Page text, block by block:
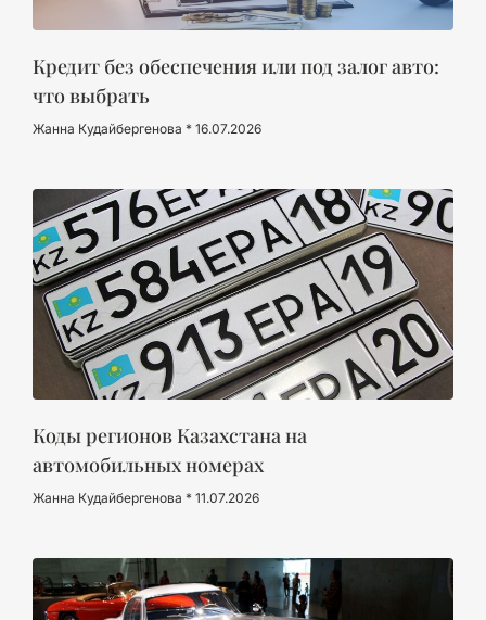
Кредит без обеспечения или под залог авто:
что выбрать
Жанна Кудайбергенова 16.07.2026
Коды регионов Казахстана на
автомобильных номерах
Жанна Кудайбергенова 11.07.2026